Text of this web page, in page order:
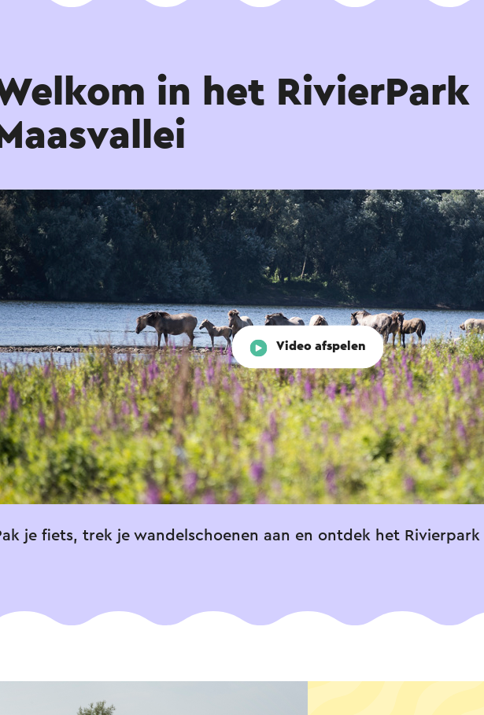
in het RivierPark
Video afspelen
je fiets, trek je wandelschoenen aan en ontdek het Rivierpark